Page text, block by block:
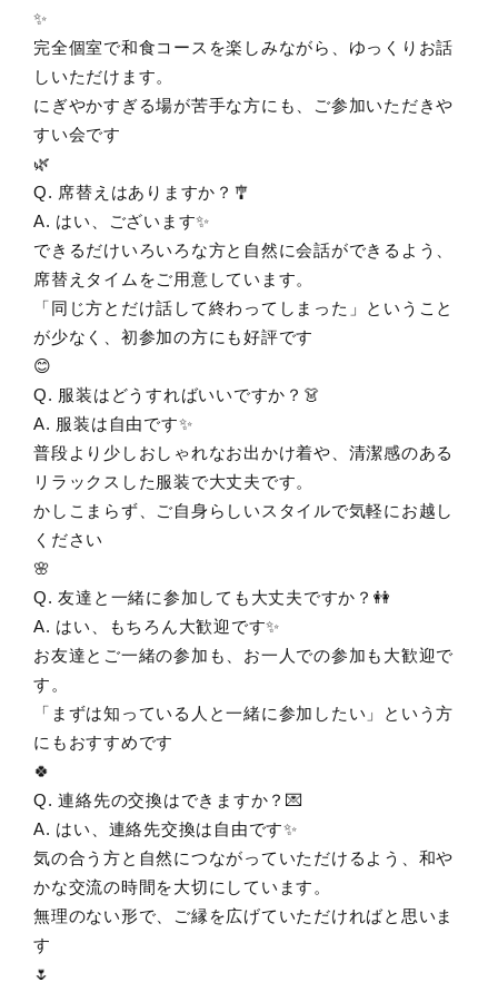
✨
完全個室で和食コースを楽しみながら、ゆっくりお話
しいただけます。
にぎやかすぎる場が苦手な方にも、ご参加いただきや
すい会です
🌿
Q. 席替えはありますか？🎐
A. はい、ございます✨
できるだけいろいろな方と自然に会話ができるよう、
席替えタイムをご用意しています。
「同じ方とだけ話して終わってしまった」ということ
が少なく、初参加の方にも好評です
😊
Q. 服装はどうすればいいですか？👗
A. 服装は自由です✨
普段より少しおしゃれなお出かけ着や、清潔感のある
リラックスした服装で大丈夫です。
かしこまらず、ご自身らしいスタイルで気軽にお越し
ください
🌸
Q. 友達と一緒に参加しても大丈夫ですか？👭
A. はい、もちろん大歓迎です✨
お友達とご一緒の参加も、お一人での参加も大歓迎で
す。
「まずは知っている人と一緒に参加したい」という方
にもおすすめです
🍀
Q. 連絡先の交換はできますか？💌
A. はい、連絡先交換は自由です✨
気の合う方と自然につながっていただけるよう、和や
かな交流の時間を大切にしています。
無理のない形で、ご縁を広げていただければと思いま
す
🌷